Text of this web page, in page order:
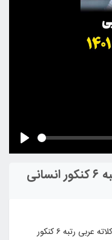
Seek
مصاحبه احسان کلاته عربی رتبه ۶ کنکور انسانی
در این ویدئو مصاحبه ی آقای احسان کلاته عربی رتبه ۶ کنکور